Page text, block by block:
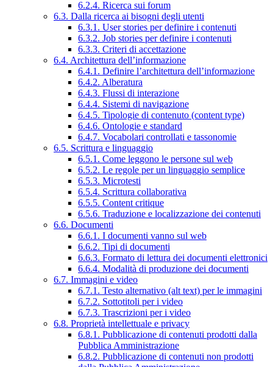
6.2.4. Ricerca sui forum
6.3. Dalla ricerca ai bisogni degli utenti
6.3.1. User stories per definire i contenuti
6.3.2. Job stories per definire i contenuti
6.3.3. Criteri di accettazione
6.4. Architettura dell’informazione
6.4.1. Definire l’architettura dell’informazione
6.4.2. Alberatura
6.4.3. Flussi di interazione
6.4.4. Sistemi di navigazione
6.4.5. Tipologie di contenuto (content type)
6.4.6. Ontologie e standard
6.4.7. Vocabolari controllati e tassonomie
6.5. Scrittura e linguaggio
6.5.1. Come leggono le persone sul web
6.5.2. Le regole per un linguaggio semplice
6.5.3. Microtesti
6.5.4. Scrittura collaborativa
6.5.5. Content critique
6.5.6. Traduzione e localizzazione dei contenuti
6.6. Documenti
6.6.1. I documenti vanno sul web
6.6.2. Tipi di documenti
6.6.3. Formato di lettura dei documenti elettronici
6.6.4. Modalità di produzione dei documenti
6.7. Immagini e video
6.7.1. Testo alternativo (alt text) per le immagini
6.7.2. Sottotitoli per i video
6.7.3. Trascrizioni per i video
6.8. Proprietà intellettuale e privacy
6.8.1. Pubblicazione di contenuti prodotti dalla
Pubblica Amministrazione
6.8.2. Pubblicazione di contenuti non prodotti